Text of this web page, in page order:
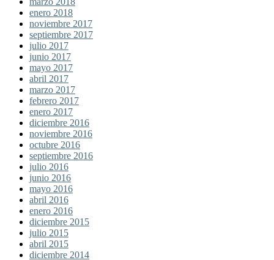
enero 2018
noviembre 2017
septiembre 2017
julio 2017
junio 2017
mayo 2017
abril 2017
marzo 2017
febrero 2017
enero 2017
diciembre 2016
noviembre 2016
octubre 2016
septiembre 2016
julio 2016
junio 2016
mayo 2016
abril 2016
enero 2016
diciembre 2015
julio 2015
abril 2015
diciembre 2014